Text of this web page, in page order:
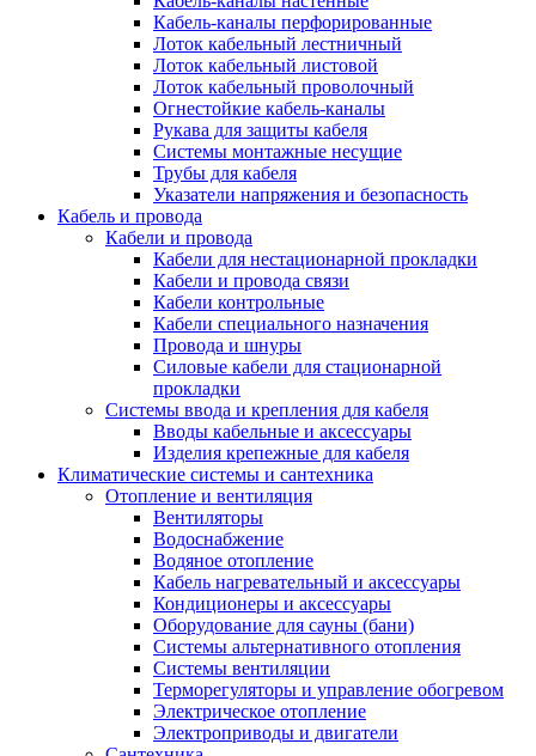
Кабель-каналы перфорированные
Лоток кабельный лестничный
Лоток кабельный листовой
Лоток кабельный проволочный
Огнестойкие кабель-каналы
Рукава для защиты кабеля
Системы монтажные несущие
Трубы для кабеля
Указатели напряжения и безопасность
Кабель и провода
Кабели и провода
Кабели для нестационарной прокладки
Кабели и провода связи
Кабели контрольные
Кабели специального назначения
Провода и шнуры
Силовые кабели для стационарной
прокладки
Системы ввода и крепления для кабеля
Вводы кабельные и аксессуары
Изделия крепежные для кабеля
Климатические системы и сантехника
Отопление и вентиляция
Вентиляторы
Водоснабжение
Водяное отопление
Кабель нагревательный и аксессуары
Кондиционеры и аксессуары
Оборудование для сауны (бани)
Системы альтернативного отопления
Системы вентиляции
Терморегуляторы и управление обогревом
Электрическое отопление
Электроприводы и двигатели